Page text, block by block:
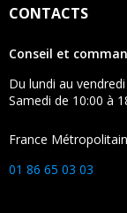
CONTACTS
Conseil et
Du lundi au
Samedi de 10:00 à
France
01 86 65 03 03